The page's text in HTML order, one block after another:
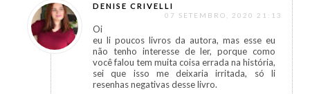
DENISE CRIVELLI
07 SETEMBRO, 2020 21:13
Oi
eu li poucos livros da autora, mas esse eu
não tenho interesse de ler, porque como
você falou tem muita coisa errada na história,
sei que isso me deixaria irritada, só li
resenhas negativas desse livro.